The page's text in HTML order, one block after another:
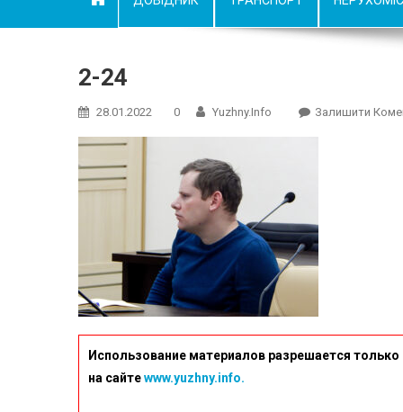
2-24
28.01.2022 0 Yuzhny.info Залишити
Использование материалов разрешается
на сайтеwww.yuzhny.info.